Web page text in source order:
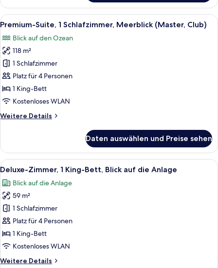
Zimmer,
1 King-
Bett,
Alle
Fotos
für
Premium-
Suite,
1
Schlafzimmer,
Meerblick
Club)
Ein modernes Hotelzimmer mit
11
Premium-Suite, 1 Schlafzimmer, Meerblick (Master, Club)
Blick auf den Ozean
118 m²
1 Schlafzimmer
Platz für 4 Personen
1 King-Bett
Kostenloses WLAN
Weitere Details
Weitere
Suite,
Schlafzimmer,
(Master,
Club)
Daten auswählen und Preise sehen
Alle
Fotos
für
Deluxe-
Zimmer,
1 King-
Bett,
Blick
die
Ein modernes Hotelzimmer mit
5
Deluxe-Zimmer, 1 King-Bett, Blick auf die Anlage
Blick auf die Anlage
59 m²
1 Schlafzimmer
Platz für 4 Personen
1 King-Bett
Kostenloses WLAN
Weitere Details
Weitere